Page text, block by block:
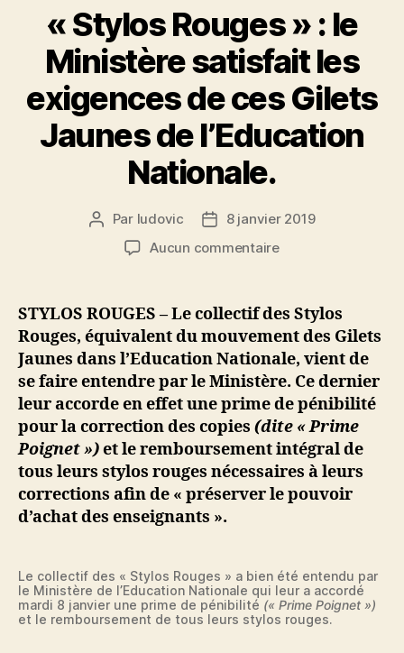
« Stylos Rouges » : le
Ministère satisfait les
exigences de ces Gilets
Jaunes de l’Education
Nationale.
Auteur
l’article
Par ludovic
Date8 janvier 2019
Aucun commentairesur
Ministère
satisfait
les
exigences
de
ces
Gilets
de
STYLOS ROUGES – Le collectif des Stylos
Rouges, équivalent du mouvement des Gilets
Jaunes dans l’Education Nationale, vient de
se faire entendre par le Ministère. Ce dernier
leur accorde en effet une prime de pénibilité
pour la correction des copies (dite « Prime
Poignet »)et le remboursement intégral de
tous leurs stylos rouges nécessaires à leurs
corrections afin de « préserver le pouvoir
d’achat des enseignants ».
Le collectif des « Stylos Rouges » a bien été entendu par
le Ministère de l’Education Nationale qui leur a accordé
mardi 8 janvier une prime de pénibilité (« Prime Poignet »)
et le remboursement de tous leurs stylos rouges.